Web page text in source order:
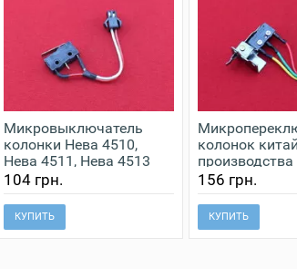
Микровыключатель
колонки Нева 4510,
Нева 4511, Нева 4513
104 грн.
КУПИТЬ
колонок
производства
кронштейном
156 грн.
КУПИТЬ